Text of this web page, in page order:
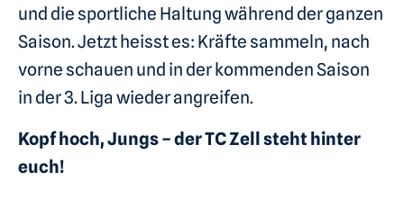
und die sportliche Haltung während der ganzen
Saison. Jetzt heisst es: Kräfte sammeln, nach
vorne schauen und in der kommenden Saison
in der 3. Liga wieder angreifen.
Kopf hoch, Jungs – der TC Zell steht hinter
euch!